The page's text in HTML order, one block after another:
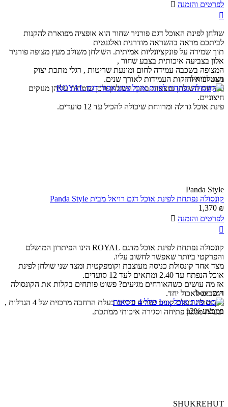
לפרטים והזמנה 

שולחן לפינת האוכל דגם פורניר שחור הוא אופציה מפוארת להקנות
לביתכם מראה בהשראה מודרנית ואלגנטית
תוך שמירה על פונקציונליות אמיתית. השולחן משולב מעץ מצופה פורניר
אלון בצביעה איכותית בצבע שחור ,
המצופה בשכבה עמידה לחום ומונעת שריטות , רגלי מתכת יצוק
מצטלבות וחזקות העמידות לאורך שנים.
פתיחות השולחן נמצאות בתוך השולחן ולכן שומרות עליהן מנזקים
חיצוניים.
פינת אוכל גדולה ומרווחת שיכולה להכיל עד 12 סועדים.
דגם: רויאל
Panda Style
קונסולה נפתחת לפינת אוכל דגם רויאל מבית Panda Style
1,370 ₪
לפרטים והזמנה 

קונסולה נפתחת לפינת אוכל מדגם ROYAL הינו הפיתרון המושלם
והפרקטי ביותר שאפשר לחשוב עליו.
מצד אחד קונסולת כניסה מעוצבת וקומפקטית ומצד שני שולחן לפינת
אוכל הנפתח עד 2.40 ומתאים לעד 12 סועדים.
אז מה עושים כשהאורחים מגיעים? פשוט פותחים בקלות את הקונסולה
ויושבים לאכול יחד.
הקונסולה בעלת קווים ישרים ונקיים בעלת הרחבה מרכזית של 4 הגדלות ,
ובעלת מנגנון פתיחה וסגירה איכותי ממתכת.
דגם: box
במבצע12%
SHUKREHUT